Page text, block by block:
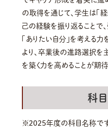
の取得を通じて、学生は「
己の経験を振り返ることで
「ありたい自分」を考える
より、卒業後の進路選択を
を築く力を高めることが期
科
※2025年度の科目名称で